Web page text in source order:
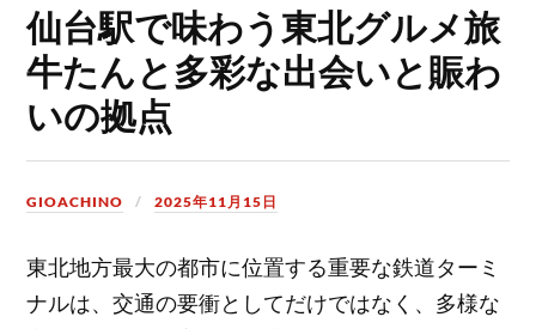
仙台駅で味わう東北グルメ旅
牛たんと多彩な出会いと賑わ
いの拠点
GIOACHINO 2025年11月15日
東北地方最大の都市に位置する重要な鉄道ターミ
ナルは、交通の要衝としてだけではなく、多様な